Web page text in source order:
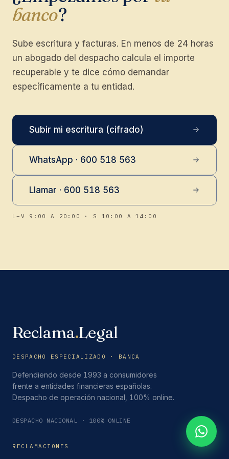
banco?
Sube escritura y facturas. En menos de 24 horas
un abogado del despacho calcula el importe
recuperable y te dice cómo demandar
específicamente a tu entidad.
Subir mi escritura (cifrado)
WhatsApp · 600 518 563
Llamar · 600 518 563
L–V 9:00 A 20:00 · S 10:00 A 14:00
Reclama.Legal
DESPACHO ESPECIALIZADO · BANCA
Defendiendo desde 1993 a consumidores
frente a entidades financieras españolas.
Despacho de operación nacional, 100% online.
DESPACHO NACIONAL · 100% ONLINE
RECLAMACIONES